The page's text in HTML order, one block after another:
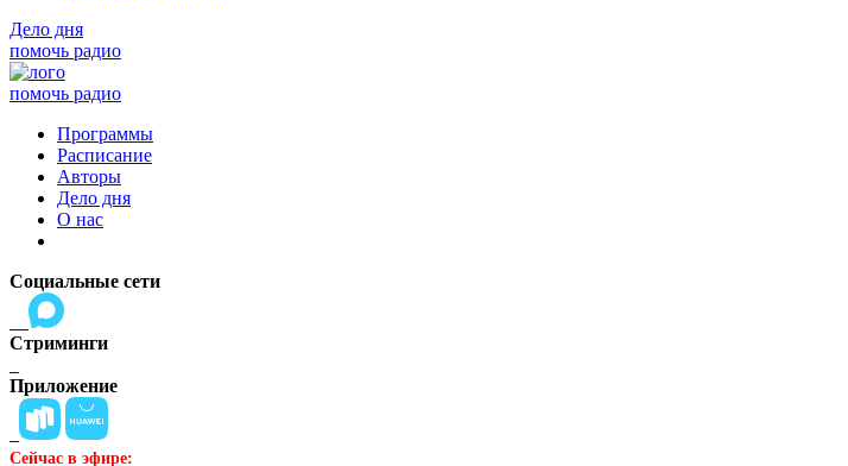
Дело дня
помочь радио
помочь радио
Программы
Расписание
Авторы
Дело дня
О нас
Социальные сети
Стриминги
Приложение
Сейчас в эфире: